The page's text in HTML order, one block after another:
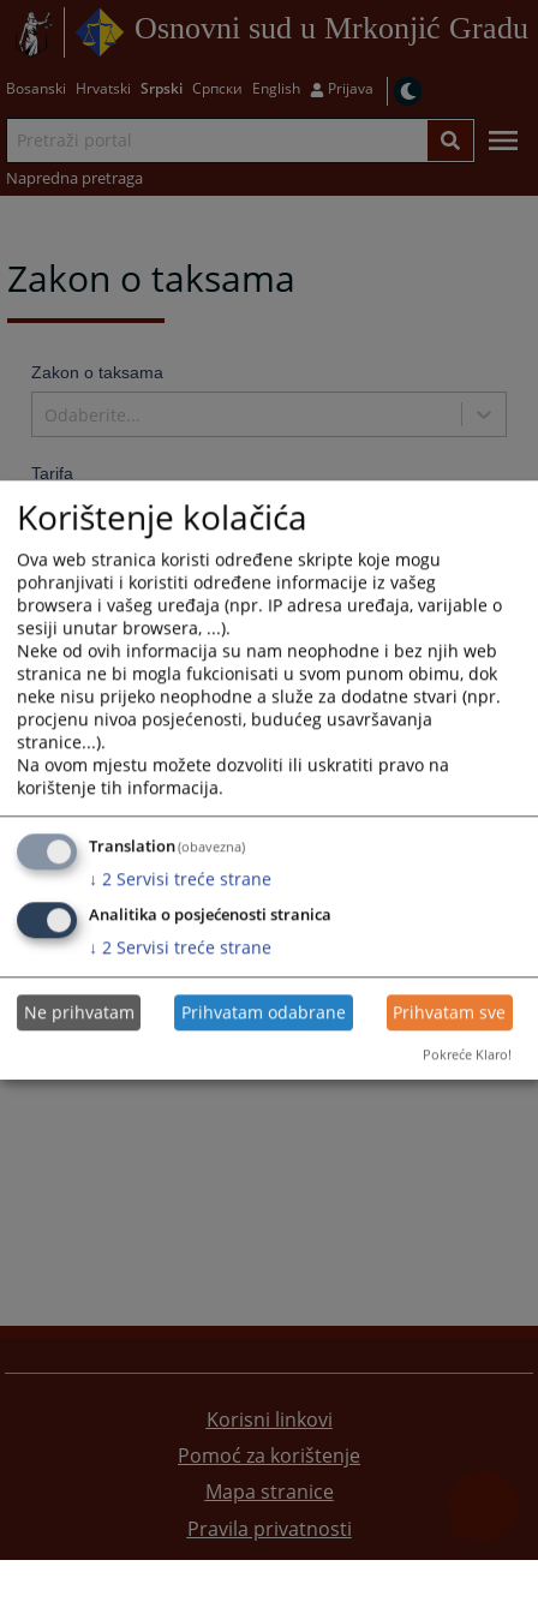
Osnovni sud u Mrkonjić Gradu
Bosanski Hrvatski Srpski Српски English Prijava
Napredna pretraga
Zakon o taksama
Zakon o taksama
Odaberite...
Tarifa
Odaberite...
Osnov za plaćanje takse
Odaberite...
Vrijednost spora
Kalkulator taksi je informativnog karaktera i ne mora nužno
predstavljati stvaran iznos takse predviđen važećim Zakonom o
sudskim taksama.Ukoliko uočite pogrešku prilikom izračuna takse,
molimo vas da obavijestite Odjel za IKT VSTV-a putem mail-a:
weburednistvo@pravosudje.ba.
Korisni linkovi
Pomoć za korištenje
Mapa stranice
Pravila privatnosti
Korištenje kolačića
Ova web stranica koristi određene skripte koje mogu
pohranjivati i koristiti određene informacije iz vašeg
browsera i vašeg uređaja (npr. IP adresa uređaja, varijable o
sesiji unutar browsera, ...).
Neke od ovih informacija su nam neophodne i bez njih web
stranica ne bi mogla fukcionisati u svom punom obimu, dok
neke nisu prijeko neophodne a služe za dodatne stvari (npr.
procjenu nivoa posjećenosti, budućeg usavršavanja
stranice...).
Na ovom mjestu možete dozvoliti ili uskratiti pravo na
korištenje tih informacija.
Translation(obavezna)
↓ 2 Servisi treće strane
Analitika o posjećenosti stranica
↓ 2 Servisi treće strane
Ne prihvatam Prihvatam odabrane Prihvatam sve
Pokreće Klaro!